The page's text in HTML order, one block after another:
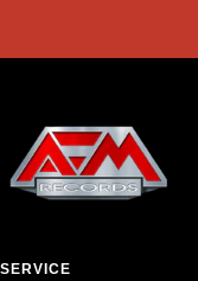
SERVICE